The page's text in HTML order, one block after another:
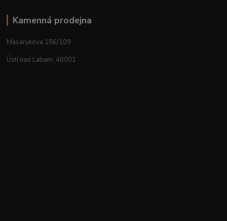
Kamenná prodejna
Masarykova 186/109
Ústí nad Labem, 40001